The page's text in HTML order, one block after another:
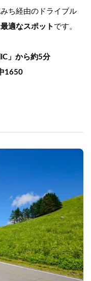
ち経由のドライブル
適なスポット です。
」から約5分
1650